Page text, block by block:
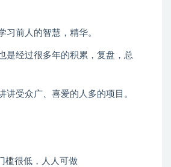
习前人的智慧，精华。
是经过很多年的积累，复盘，总
讲受众广、喜爱的人多的项目。
槛很低，人人可做